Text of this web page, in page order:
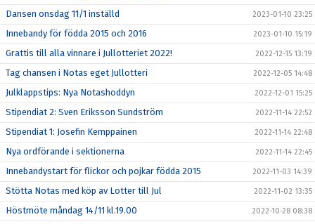
Dansen onsdag 11/1 inställd 2023-01-10 23:25
Innebandy för födda 2015 och 2016 2023-01-10 15:19
Grattis till alla vinnare i Jullotteriet 2022! 2022-12-15 13:19
Tag chansen i Notas eget Jullotteri 2022-12-05 14:48
Julklappstips: Nya Notashoddyn 2022-12-01 15:25
Stipendiat 2: Sven Eriksson Sundström 2022-11-14 22:52
Stipendiat 1: Josefin Kemppainen 2022-11-14 22:48
Nya ordförande i sektionerna 2022-11-14 22:45
Innebandystart för flickor och pojkar födda 2015 2022-11-03 14:39
Stötta Notas med köp av Lotter till Jul 2022-11-02 13:35
Höstmöte måndag 14/11 kl.19.00 2022-10-28 08:38